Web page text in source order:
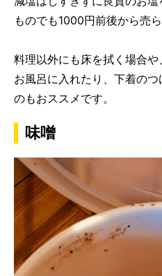
ものでも1000円前後から売ら
料理以外にも床を拭く場合や、
お風呂に入れたり、下着の
のもおススメです。
味噌